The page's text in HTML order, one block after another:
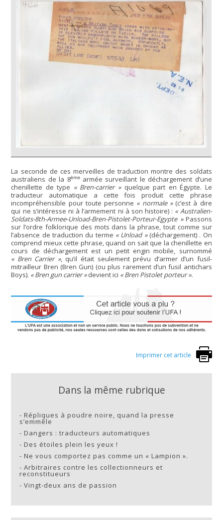
La seconde de ces merveilles de traduction montre des soldats
australiens de la 8ème armée surveillant le déchargement d’une
chenillette de type « Bren-carrier »quelque part en Égypte. Le
traducteur automatique a cette fois produit cette phrase
incompréhensible pour toute personne « normale »(c’est à dire
qui ne s’intéresse ni à l’armement ni à son histoire) : « Australien-
Soldats-8th-Armee-Unload-Bren-Pistolet-Porteur-Egypte »Passons
sur l’ordre folklorique des mots dans la phrase, tout comme sur
l’absence de traduction du terme « Unload »(déchargement) . On
comprend mieux cette phrase, quand on sait que la chenillette en
cours de déchargement est un petit engin mobile, surnommé
« Bren Carrier », qu’il était seulement prévu d’armer d’un fusil-
mitrailleur Bren (Bren Gun) (ou plus rarement d’un fusil antichars
Boys). « Bren gun carrier »devient ici « Bren Pistolet porteur ».
Imprimer cet article
Dans la même rubrique
-Répliques à poudre noire, quand la presse
s’emmêle
-Dangers : traducteurs automatiques
-Des étoiles plein les yeux !
-Ne vous comportez pas comme un « Lampion ».
-Arbitraires contre les collectionneurs et
reconstitueurs
-Vingt-deux ans de passion